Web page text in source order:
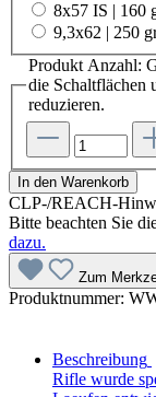
8x57 IS | 160
9,3x62 | 250
Produkt Anzahl:
die Schaltflächen
reduzieren.
In den Warenkorb
CLP-/REACH-
Bitte beachten Sie
dazu.
Zum
Produktnummer:
Beschreibung
Rifle wurde